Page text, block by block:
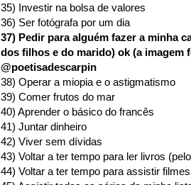
35) Investir na bolsa de valores
36) Ser fotógrafa por um dia
37) Pedir para alguém fazer a minha
dos filhos e do marido) ok (a imagem
@poetisadescarpin
38) Operar a miopia e o astigmatismo
39) Comer frutos do mar
40) Aprender o básico do francês
41) Juntar dinheiro
42) Viver sem dívidas
43) Voltar a ter tempo para ler livros
44) Voltar a ter tempo para assistir